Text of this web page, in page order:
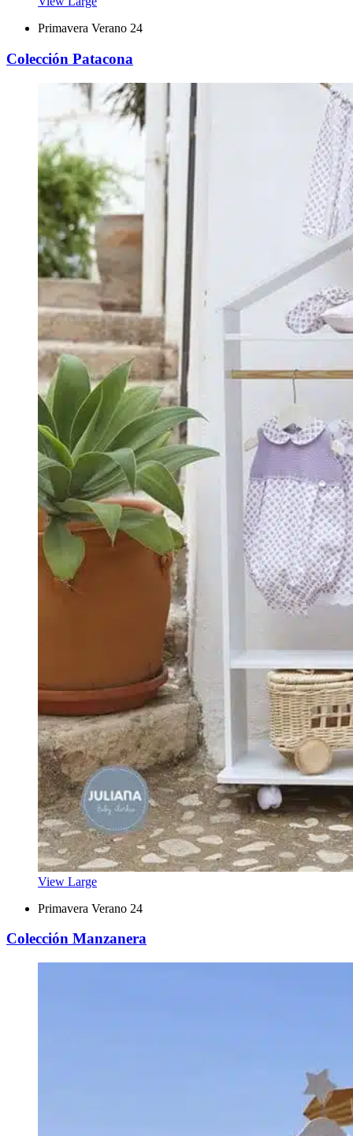
Primavera Verano 24
Colección Patacona
View Large
Primavera Verano 24
Colección Manzanera